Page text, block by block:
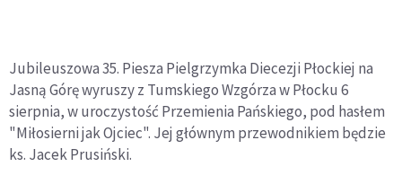
Jubileuszowa 35. Piesza Pielgrzymka Diecezji Płockiej na
Jasną Górę wyruszy z Tumskiego Wzgórza w Płocku 6
sierpnia, w uroczystość Przemienia Pańskiego, pod hasłem
"Miłosierni jak Ojciec". Jej głównym przewodnikiem będzie
ks. Jacek Prusiński.